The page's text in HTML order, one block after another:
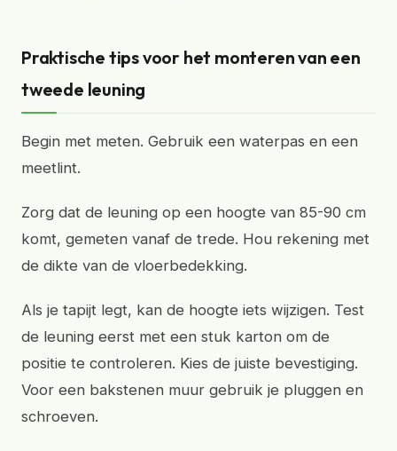
Praktische tips voor het monteren van een
tweede leuning
Begin met meten. Gebruik een waterpas en een
meetlint.
Zorg dat de leuning op een hoogte van 85-90 cm
komt, gemeten vanaf de trede. Hou rekening met
de dikte van de vloerbedekking.
Als je tapijt legt, kan de hoogte iets wijzigen. Test
de leuning eerst met een stuk karton om de
positie te controleren. Kies de juiste bevestiging.
Voor een bakstenen muur gebruik je pluggen en
schroeven.